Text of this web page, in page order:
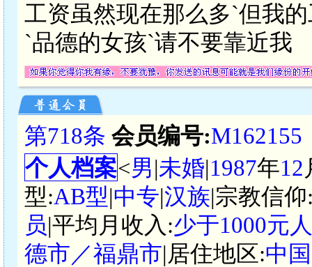
工资虽然现在那么多`但我
`品德的女孩`请不要靠近我
第718条 会员编号:M162155
个人档案<男|未婚|1987年12
型:AB型|中专|汉族|宗教信仰
员|平均月收入:少于1000元
德市／福鼎市|居住地区:中